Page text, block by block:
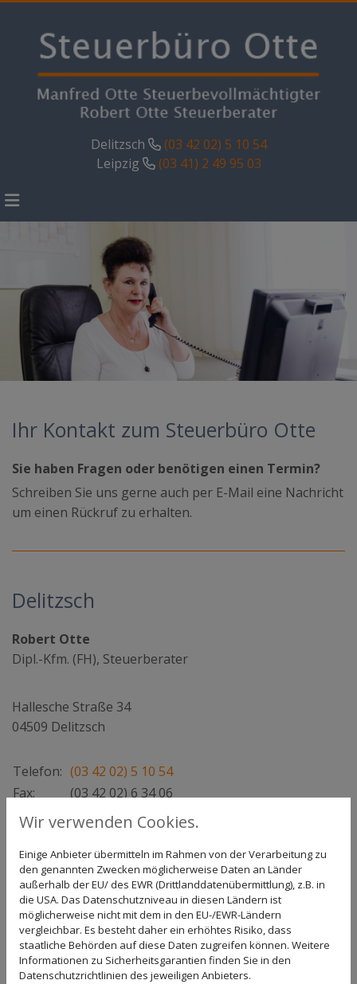
Delitzsch
(03 42 02) 5 10 54
Leipzig
(03 41) 2 49 95 03
Ihr Kontakt zum Steuerbüro Otte
Sie haben Fragen oder benötigen einen Termin?
Schreiben Sie uns gerne auch per E-Mail eine Nachricht
um einen Rückruf zu erhalten.
Delitzsch
Robert Otte
Dipl.-Kfm. (FH), Steuerberater
Hallesche Straße 34
04509 Delitzsch
Telefon: (03 42 02) 5 10 54
Fax:
(03 42 02) 6 34 06
E-Mail:
robert.otte@steuerbuero-otte.de
Öffnungszeiten:
Montag - Donnerstag
07:30 - 16:30
Freitag
07:30 - 13:30
sowie nach Vereinbarung
Wir verwenden Cookies.
Einige Anbieter übermitteln im Rahmen von der Verarbeitung zu
den genannten Zwecken möglicherweise Daten an Länder
außerhalb der EU/ des EWR (Drittlanddatenübermittlung), z.B. in
die USA. Das Datenschutzniveau in diesen Ländern ist
möglicherweise nicht mit dem in den EU-/EWR-Ländern
vergleichbar. Es besteht daher ein erhöhtes Risiko, dass
staatliche Behörden auf diese Daten zugreifen können. Weitere
Informationen zu Sicherheitsgarantien finden Sie in den
Datenschutzrichtlinien des jeweiligen Anbieters.